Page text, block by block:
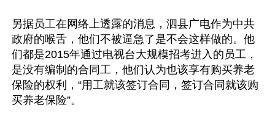
另据员工在网络上透露的消息，泗县广电作为中共
政府的喉舌，他们不被逼急了是不会这样做的。他
们都是2015年通过电视台大规模招考进入的员工，
是没有编制的合同工，他们认为也该享有购买养老
保险的权利，“用工就该签订合同，签订合同就该购
买养老保险”。